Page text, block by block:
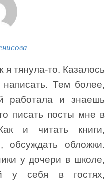
тянула-то. Казалось
Тем более,
работала и знаешь
писать посты мне в
и читать книги,
обсуждать обложки.
у дочери в школе,
у себя в гостях,